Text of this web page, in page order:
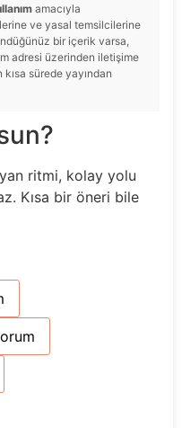
amacıyla
ve yasal temsilcilerine
bir içerik varsa,
adresi üzerinden iletişime
sürede yayından
ritmi, kolay yolu
Kısa bir öneri bile